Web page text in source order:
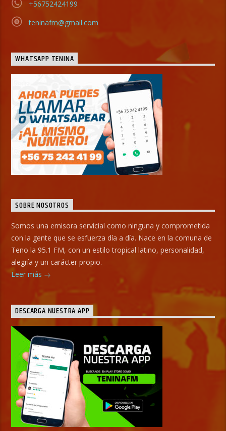
+56752424199
teninafm@gmail.com
WHATSAPP TENINA
SOBRE NOSOTROS
Somos una emisora servicial como ninguna y comprometida
con la gente que se esfuerza día a día. Nace en la comuna de
Teno la 95.1 FM, con un estilo tropical latino, personalidad,
alegría y un carácter propio.
Leer más
DESCARGA NUESTRA APP